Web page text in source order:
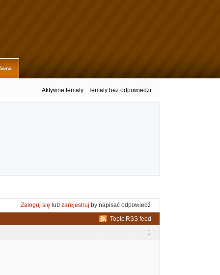
Aktywne tematy Tematy bez odpowiedzi
Zaloguj się lub zarejestruj by napisać odpowiedź
Topic RSS feed
1